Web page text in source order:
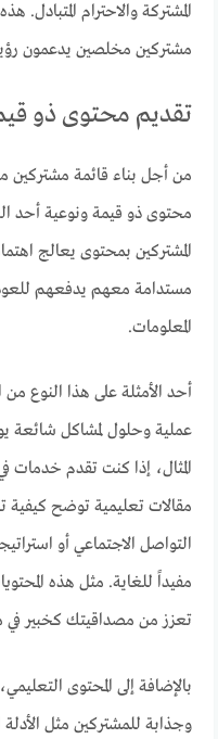
المشتركة والاحترام
مشتركين مخلصين يدعمون
تقديم محتوى ذو
من أجل بناء قائمة مشتركين
محتوى ذو قيمة ونوعية أحد
المشتركين بمحتوى يعالج
مستدامة معهم يدفعهم
المعلومات.
أحد الأمثلة على هذا النوع
عملية وحلول لمشاكل شائعة
المثال، إذا كنت تقدم خدمات
مقالات تعليمية توضح
التواصل الاجتماعي أو
مفيداً للغاية. مثل هذه
تعزز من مصداقيتك كخبير
بالإضافة إلى المحتوى
وجذابة للمشتركين مثل الأدلة